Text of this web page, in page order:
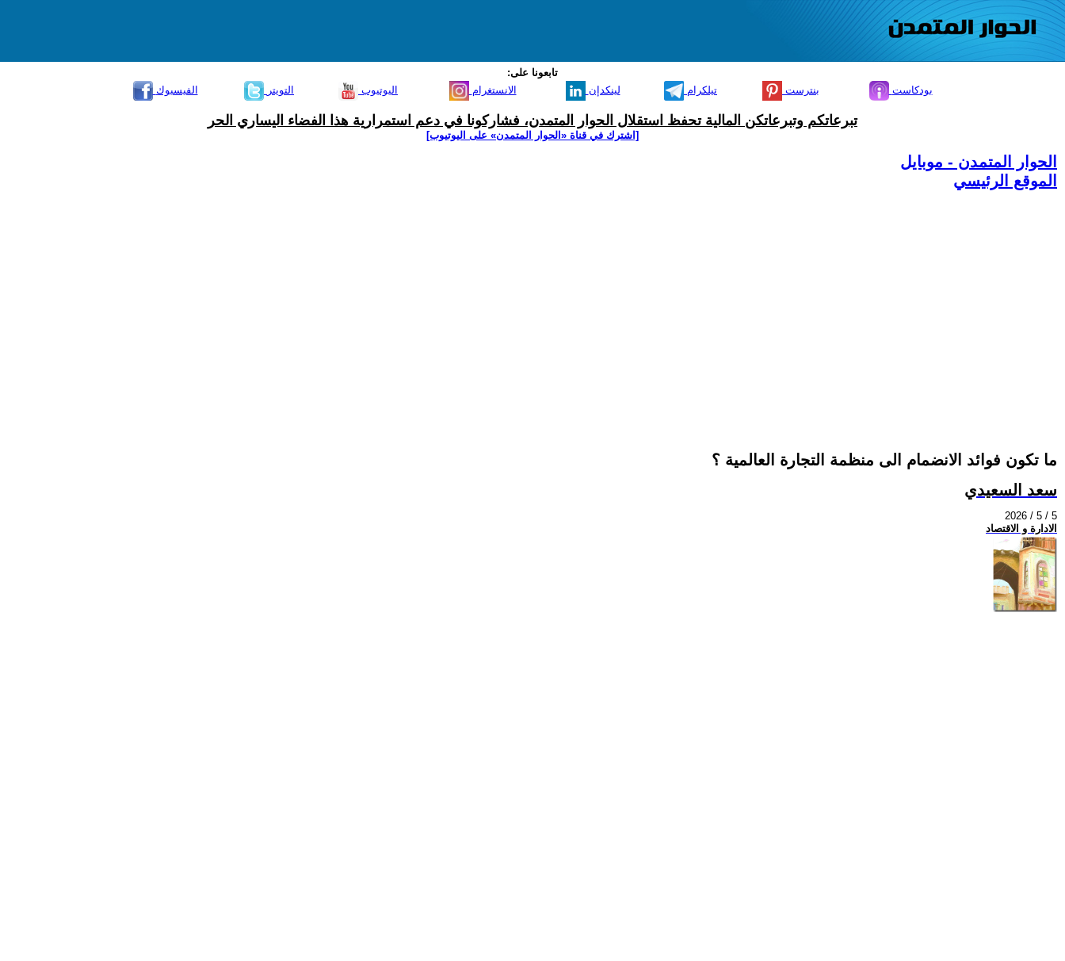
تابعونا على:
الفيسبوك
التويتر اليوتيوب الانستغرام لينكدإن تيلكرام بنترست بودكاست
تبرعاتكم وتبرعاتكن المالية تحفظ استقلال الحوار المتمدن، فشاركونا في دعم استمرارية هذا الفضاء اليساري الحر
[اشترك في قناة ‫«الحوار المتمدن» على اليوتيوب]
الحوار المتمدن - موبايل
الموقع الرئيسي
ما تكون فوائد الانضمام الى منظمة التجارة العالمية ؟
سعد السعيدي
2026 / 5 / 5
الادارة و الاقتصاد